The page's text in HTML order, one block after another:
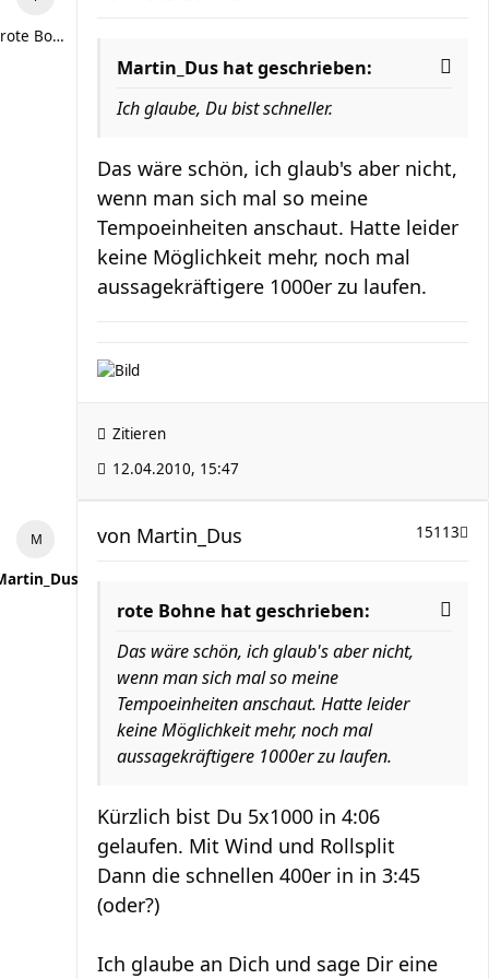
rote Bohne
Martin_Dus hat geschrieben:
Ich glaube, Du bist schneller.
Das wäre schön, ich glaub's aber nicht,
wenn man sich mal so meine
Tempoeinheiten anschaut. Hatte leider
keine Möglichkeit mehr, noch mal
aussagekräftigere 1000er zu laufen.
Zitieren
12.04.2010, 15:47
15113
von Martin_Dus
rote Bohne hat geschrieben:
Das wäre schön, ich glaub's aber nicht,
wenn man sich mal so meine
Tempoeinheiten anschaut. Hatte leider
keine Möglichkeit mehr, noch mal
aussagekräftigere 1000er zu laufen.
Kürzlich bist Du 5x1000 in 4:06
gelaufen. Mit Wind und Rollsplit
Dann die schnellen 400er in in 3:45
(oder?)
Ich glaube an Dich und sage Dir eine